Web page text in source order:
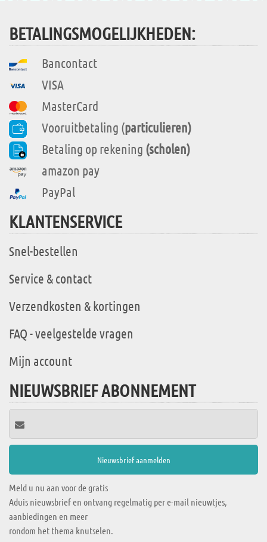
BETALINGSMOGELIJKHEDEN:
Bancontact
VISA
MasterCard
Vooruitbetaling (particulieren)
Betaling op rekening (scholen)
amazon pay
PayPal
KLANTENSERVICE
Snel-bestellen
Service & contact
Verzendkosten & kortingen
FAQ - veelgestelde vragen
Mijn account
NIEUWSBRIEF ABONNEMENT
Meld u nu aan voor de gratis
Aduis nieuwsbrief en ontvang regelmatig per e-mail nieuwtjes,
aanbiedingen en meer
rondom het thema knutselen.